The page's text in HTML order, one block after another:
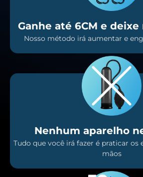
Ganhe até 6CM e
Nosso método irá aumentar e
Nenhum aparelho
Tudo que você irá fazer é praticar os
mãos